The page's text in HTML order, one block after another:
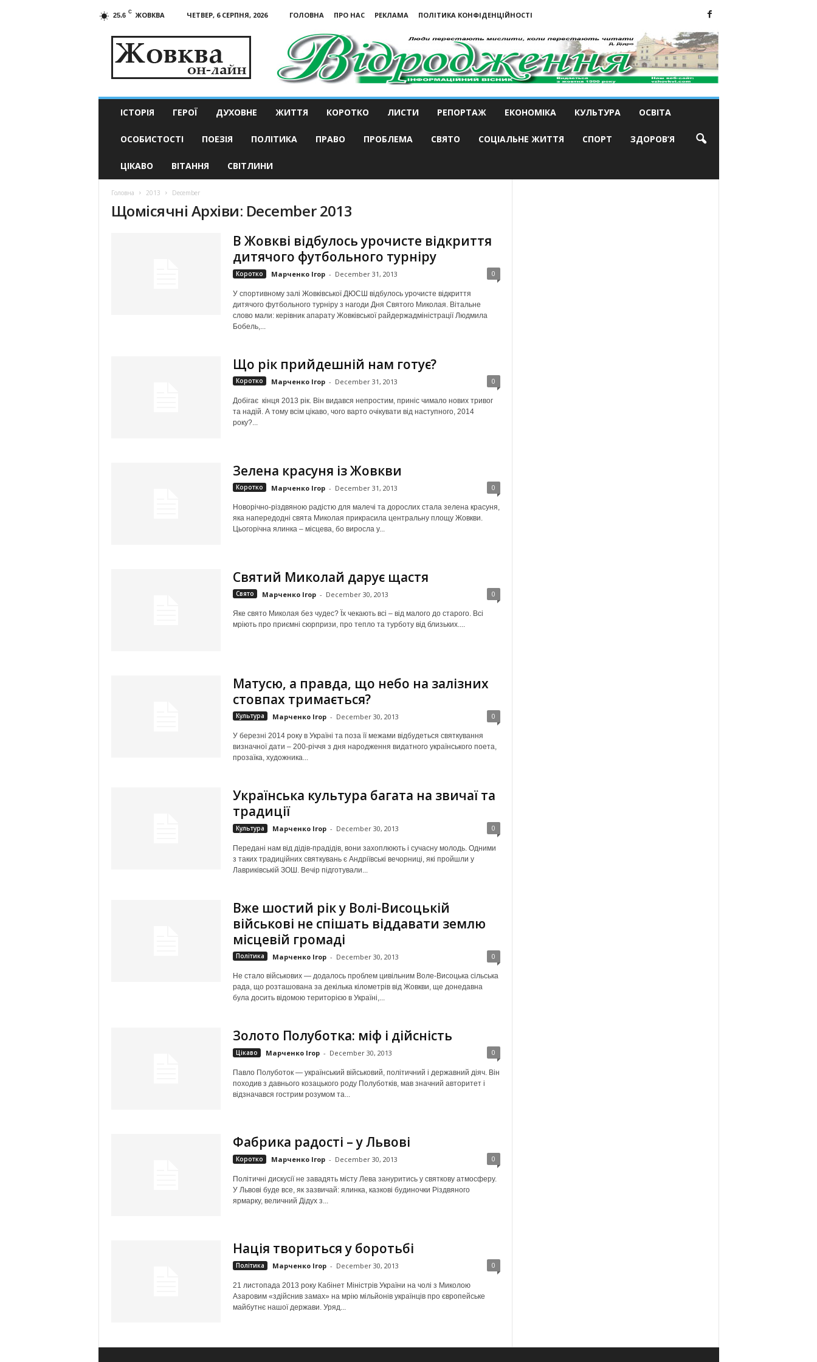
25.6 C ЖОВКВА ЧЕТВЕР, 6 СЕРПНЯ, 2026 ГОЛОВНА ПРО НАС РЕКЛАМА
ПОЛІТИКА КОНФІДЕНЦІЙНОСТІ
актуальні
ІСТОРІЯ ГЕРОЇ ДУХОВНЕ ЖИТТЯ КОРОТКО ЛИСТИ РЕПОРТАЖ ЕКОНОМІКА КУЛЬТУРА ОСВІТА
ОСОБИСТОСТІ ПОЕЗІЯ ПОЛІТИКА ПРАВО ПРОБЛЕМА СВЯТО СОЦІАЛЬНЕ ЖИТТЯ СПОРТ ЗДОРОВ’Я
ЦІКАВО ВІТАННЯ СВІТЛИНИ
Головна 2013 December
Щомісячні Архіви: December 2013
В Жовкві відбулось урочисте відкриття
дитячого футбольного турніру
Коротко Марченко Ігор - December 31, 2013 0
У спортивному залі Жовківської ДЮСШ відбулось урочисте відкриття
дитячого футбольного турніру з нагоди Дня Святого Миколая. Вітальне
слово мали: керівник апарату Жовківської райдержадміністрації Людмила
Бобель,...
Що рік прийдешній нам готує?
Коротко Марченко Ігор - December 31, 2013 0
Добігає кінця 2013 рік. Він видався непростим, приніс чимало нових тривог
та надій. А тому всім цікаво, чого варто очікувати від наступного, 2014
року?...
Зелена красуня із Жовкви
Коротко Марченко Ігор - December 31, 2013 0
Новорічно-різдвяною радістю для малечі та дорослих стала зелена красуня,
яка напередодні свята Миколая прикрасила центральну площу Жовкви.
Цьогорічна ялинка – місцева, бо виросла у...
Святий Миколай дарує щастя
Свято Марченко Ігор - December 30, 2013 0
Яке свято Миколая без чудес? Їх чекають всі – від малого до старого. Всі
мріють про приємні сюрпризи, про тепло та турботу від близьких....
Матусю, а правда, що небо на залізних
стовпах тримається?
Культура Марченко Ігор - December 30, 2013 0
У березні 2014 року в Україні та поза її межами відбудеться святкування
визначної дати – 200-річчя з дня народження видатного українського поета,
прозаїка, художника...
Українська культура багата на звичаї та
традиції
Культура Марченко Ігор - December 30, 2013 0
Передані нам від дідів-прадідів, вони захоплюють і сучасну молодь. Одними
з таких традиційних святкувань є Андріївські вечорниці, які пройшли у
Лавриківській ЗОШ. Вечір підготували...
Вже шостий рік у Волі-Висоцькій
військові не спішать віддавати землю
місцевій громаді
Політика Марченко Ігор - December 30, 2013 0
Не стало військових — додалось проблем цивільним Воле-Висоцька сільська
рада, що розташована за декілька кілометрів від Жовкви, ще донедавна
була досить відомою територією в Україні,...
Золото Полуботка: міф і дійсність
Цікаво Марченко Ігор - December 30, 2013 0
Павло Полуботок — український військовий, політичний і державний діяч. Він
походив з давнього козацького роду Полуботків, мав значний авторитет і
відзначався гострим розумом та...
Фабрика радості – у Львові
Коротко Марченко Ігор - December 30, 2013 0
Політичні дискусії не завадять місту Лева зануритись у святкову атмосферу.
У Львові буде все, як зазвичай: ялинка, казкові будиночки Різдвяного
ярмарку, величний Дідух з...
Нація твориться у боротьбі
Політика Марченко Ігор - December 30, 2013 0
21 листопада 2013 року Кабінет Міністрів України на чолі з Миколою
Азаровим «здійснив замах» на мрію мільйонів українців про європейське
майбутнє нашої держави. Уряд...